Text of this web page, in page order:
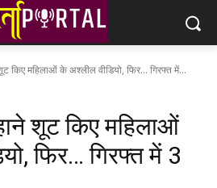
किए महिलाओं के अश्लील वीडियो, फिर... गिरफ्त में...
शूट किए महिलाओं
फिर… गिरफ्त में 3